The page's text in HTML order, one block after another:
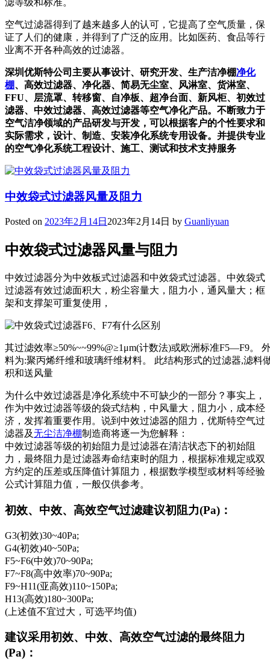
空气过滤器得到了越来越多人的认可，它提高了空气质量，保
证了人们的健康，并得到了广泛的应用。比如医药、食品等行
业离不开各种高效的过滤器。
深圳优斯特公司主要从事设计、研究开发、生产洁净棚净化
棚、高效过滤器、净化器、简易无尘室、风淋室、货淋室、
FFU、层流罩、转移窗、自净板、超净台面、新风柜、初效过
滤器、中效过滤器、高效过滤器等空气净化产品。不断致力于
空气洁净领域的产品研发与开发，可以根据客户的个性要求和
实际需求，设计、制造、安装净化系统专用设备。并提供专业
的空气净化系统工程设计、施工、测试和技术支持服务
中效袋式过滤器风量及阻力
Posted on 2023年2月14日 2023年2月14日 by Guanliyuan
中效袋式过滤器风量与阻力
中效过滤器分为中效板式过滤器和中效袋式过滤器。中效袋式
过滤器有效过滤面积大，粉尘容量大，阻力小，通风量大；框
架和支撑架可重复使用，
其过滤效率≥50%~~99%@≥1μm(计数法)或欧洲标准F5—F9。
料为:聚丙烯纤维和玻璃纤维材料。 此结构形式的过滤器,滤料
积和送风量
为什么中效过滤器是净化系统中不可缺少的一部分？事实上，
作为中效过滤器等级的袋式结构，中风量大，阻力小，成本经
济，发挥着重要作用。说到中效过滤器的阻力，优斯特空气过
滤器及无尘洁净棚制造商将逐一为您解释：
中效过滤器等级的初始阻力是过滤器在清洁状态下的初始阻
力，最终阻力是过滤器寿命结束时的阻力，根据标准规定或双
方约定的压差或压降值计算阻力，根据数学模型或材料等经验
公式计算阻力值，一般仅供参考。
初效、中效、高效空气过滤建议初阻力(Pa)：
G3(初效)30~40Pa;
G4(初效)40~50Pa;
F5~F6(中效)70~90Pa;
F7~F8(高中效率)70~90Pa;
F9~H11(亚高效)110~150Pa;
H13(高效)180~300Pa;
(上述值不宜过大，可选平均值)
建议采用初效、中效、高效空气过滤的最终阻力
(Pa)：